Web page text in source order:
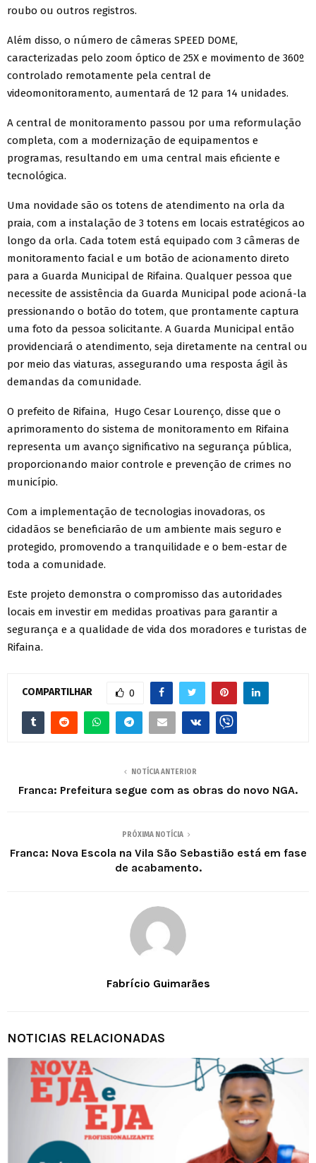
roubo ou outros registros.
Além disso, o número de câmeras SPEED DOME,
caracterizadas pelo zoom óptico de 25X e movimento de 360º
controlado remotamente pela central de
videomonitoramento, aumentará de 12 para 14 unidades.
A central de monitoramento passou por uma reformulação
completa, com a modernização de equipamentos e
programas, resultando em uma central mais eficiente e
tecnológica.
Uma novidade são os totens de atendimento na orla da
praia, com a instalação de 3 totens em locais estratégicos ao
longo da orla. Cada totem está equipado com 3 câmeras de
monitoramento facial e um botão de acionamento direto
para a Guarda Municipal de Rifaina. Qualquer pessoa que
necessite de assistência da Guarda Municipal pode acioná-la
pressionando o botão do totem, que prontamente captura
uma foto da pessoa solicitante. A Guarda Municipal então
providenciará o atendimento, seja diretamente na central ou
por meio das viaturas, assegurando uma resposta ágil às
demandas da comunidade.
O prefeito de Rifaina, Hugo Cesar Lourenço, disse que o
aprimoramento do sistema de monitoramento em Rifaina
representa um avanço significativo na segurança pública,
proporcionando maior controle e prevenção de crimes no
município.
Com a implementação de tecnologias inovadoras, os
cidadãos se beneficiarão de um ambiente mais seguro e
protegido, promovendo a tranquilidade e o bem-estar de
toda a comunidade.
Este projeto demonstra o compromisso das autoridades
locais em investir em medidas proativas para garantir a
segurança e a qualidade de vida dos moradores e turistas de
Rifaina.
COMPARTILHAR 0
NOTÍCIA ANTERIOR
Franca: Prefeitura segue com as obras do novo NGA.
PRÓXIMA NOTÍCIA
Franca: Nova Escola na Vila São Sebastião está em fase
de acabamento.
Fabrício Guimarães
NOTICIAS RELACIONADAS